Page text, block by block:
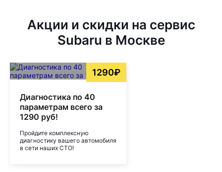
Акции и скидки на сервис
Subaru в Москве
1290₽
Диагностика по 40
параметрам всего за
1290 руб!
Пройдите комплексную
диагностику вашего автомобиля
в сети наших СТО!